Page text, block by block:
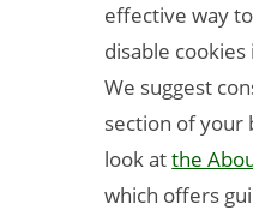
effective way
disable
We suggest
section of your
look atthe
which offers